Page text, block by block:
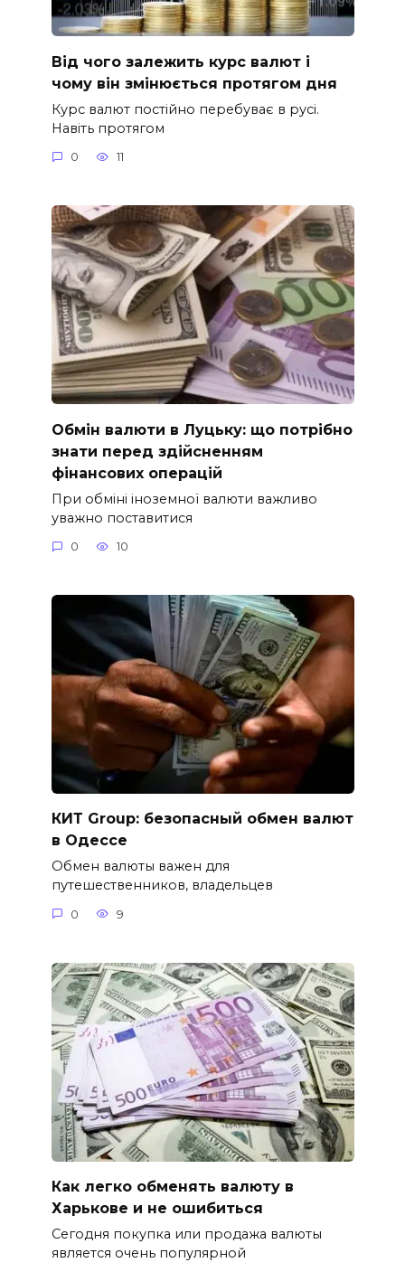
Від чого залежить курс валют і
чому він змінюється протягом дня
Курс валют постійно перебуває в русі.
Навіть протягом
0 11
Обмін валюти в Луцьку: що потрібно
знати перед здійсненням
фінансових операцій
При обміні іноземної валюти важливо
уважно поставитися
0 10
КИТ Group: безопасный обмен валют
в Одессе
Обмен валюты важен для
путешественников, владельцев
0 9
Как легко обменять валюту в
Харькове и не ошибиться
Сегодня покупка или продажа валюты
является очень популярной